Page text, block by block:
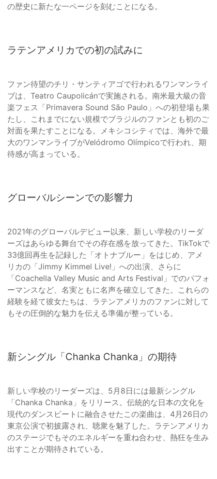
の歴史に新たな一ページを刻むことになる。
ラテンアメリカでの初の試みに
ファン待望のチリ・サンティアゴで行われるワンマンライ
ブは、Teatro Caupolicánで実施される。南米最大級の音
楽フェス「Primavera Sound São Paulo」への初登場も果
たし、これまでにない規模でブラジルのファンとも初のご
対面を果たすことになる。メキシコシティでは、海外で最
大のワンマンライブがVelódromo Olímpicoで行われ、期
待感が高まっている。
グローバルシーンでの影響力
2021年のグローバルデビュー以来、新しい学校のリーダ
ーズはあらゆる舞台でその存在感を放ってきた。TikTokで
33億回再生を記録した「オトナブルー」をはじめ、アメ
リカの「Jimmy Kimmel Live!」への出演、さらに
「Coachella Valley Music and Arts Festival」でのパフォ
ーマンスなど、名実ともに名声を確立してきた。これらの
経験を経て彼女たちは、ラテンアメリカのファンに対して
もその圧倒的な魅力を伝える準備が整っている。
新シングル「Chanka Chanka」の期待
新しい学校のリーダーズは、5月8日には最新シングル
「Chanka Chanka」をリリース。伝統的な日本の文化を
現代のダンスビートに融合させたこの楽曲は、4月26日の
東京公演で初披露され、聴衆を魅了した。ラテンアメリカ
のステージでもそのエネルギーを重ね合わせ、熱狂を生み
出すことが期待されている。